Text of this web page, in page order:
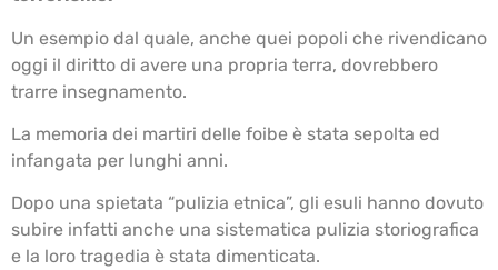
Un esempio dal quale, anche quei popoli che rivendicano
oggi il diritto di avere una propria terra, dovrebbero
trarre insegnamento.
La memoria dei martiri delle foibe è stata sepolta ed
infangata per lunghi anni.
Dopo una spietata “pulizia etnica”, gli esuli hanno dovuto
subire infatti anche una sistematica pulizia storiografica
e la loro tragedia è stata dimenticata.